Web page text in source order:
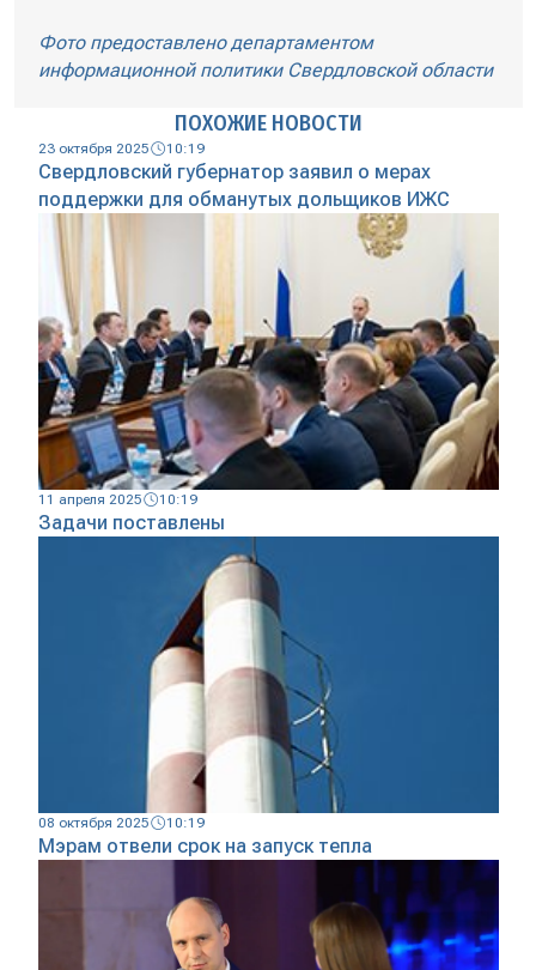
Фото предоставлено департаментом
информационной политики Свердловской области
ПОХОЖИЕ НОВОСТИ
23 октября 2025 10:19
Свердловский губернатор заявил о мерах
поддержки для обманутых дольщиков ИЖС
11 апреля 2025 10:19
Задачи поставлены
08 октября 2025 10:19
Мэрам отвели срок на запуск тепла